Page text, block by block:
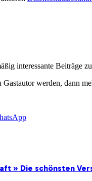
interessante Beiträge
werden, dann
» Die schönsten